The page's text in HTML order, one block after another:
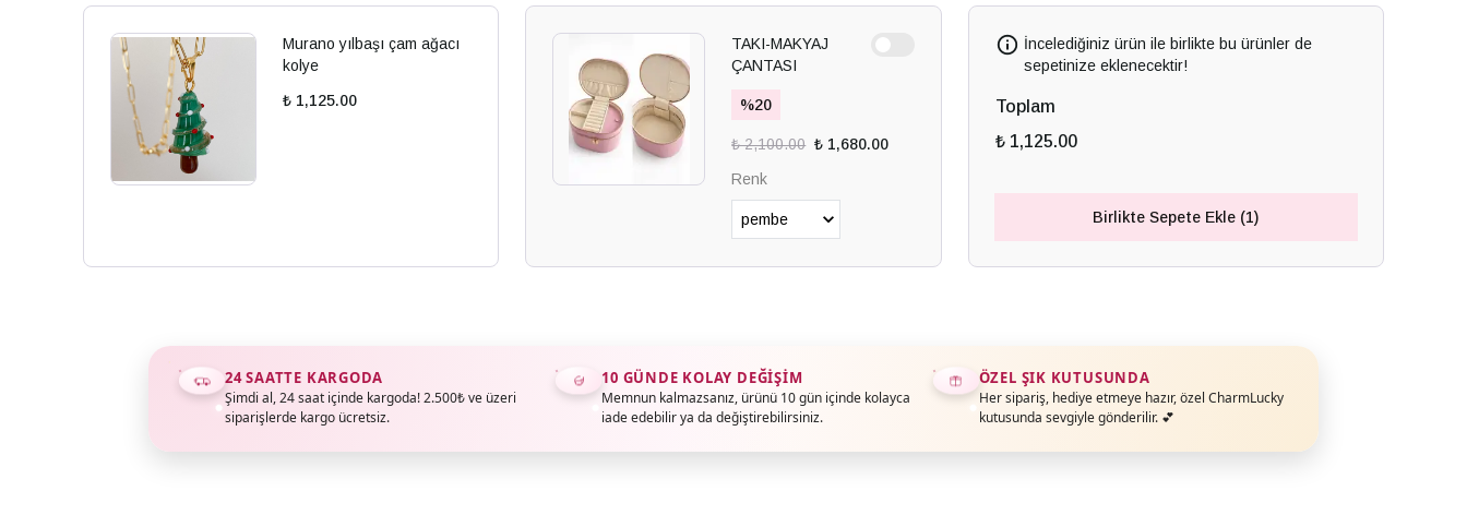
Murano yılbaşı çam ağacı
kolye
₺ 1,125.00
TAKI-MAKYAJ
ÇANTASI
%20
₺ 2,100.00 ₺ 1,680.00
Renk
İncelediğiniz ürün ile birlikte bu ürünler de
sepetinize eklenecektir!
Toplam
₺ 1,125.00
Birlikte Sepete Ekle (1)
24 SAATTE KARGODA
Şimdi al, 24 saat içinde kargoda! 2.500₺ ve üzeri
siparişlerde kargo ücretsiz.
10 GÜNDE KOLAY DEĞIŞIM
Memnun kalmazsanız, ürünü 10 gün içinde kolayca
iade edebilir ya da değiştirebilirsiniz.
ÖZEL ŞIK KUTUSUNDA
Her sipariş, hediye etmeye hazır, özel CharmLucky
kutusunda sevgiyle gönderilir. 💕